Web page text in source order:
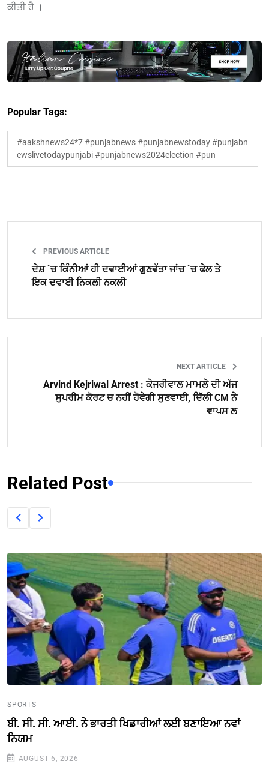
ਕੀਤੀ ਹੈ ।
Popular Tags:
#aakshnews24*7 #punjabnews #punjabnewstoday #punjabn
ewslivetodaypunjabi #punjabnews2024election #pun
PREVIOUS ARTICLE
ਦੇਸ਼ `ਚ ਕਿੰਨੀਆਂ ਹੀ ਦਵਾਈਆਂ ਗੁਣਵੱਤਾ ਜਾਂਚ `ਚ ਫੇਲ ਤੇ
ਇਕ ਦਵਾਈ ਨਿਕਲੀ ਨਕਲੀ
NEXT ARTICLE
Arvind Kejriwal Arrest : ਕੇਜਰੀਵਾਲ ਮਾਮਲੇ ਦੀ ਅੱਜ
ਸੁਪਰੀਮ ਕੋਰਟ ਚ ਨਹੀਂ ਹੋਵੇਗੀ ਸੁਣਵਾਈ, ਦਿੱਲੀ CM ਨੇ
ਵਾਪਸ ਲ
Related Post
SPORTS
ਬੀ. ਸੀ. ਸੀ. ਆਈ. ਨੇ ਭਾਰਤੀ ਖਿਡਾਰੀਆਂ ਲਈ ਬਣਾਇਆ ਨਵਾਂ
ਨਿਯਮ
AUGUST 6, 2026